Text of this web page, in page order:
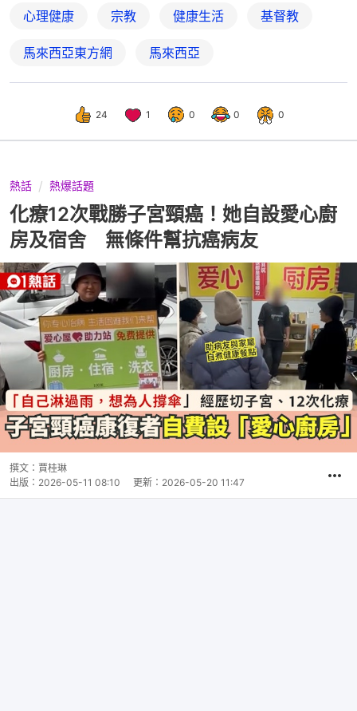
心理健康 宗教 健康生活 基督教
馬來西亞東方網 馬來西亞
24 1 0 0 0
熱話 熱爆話題
化療12次戰勝子宮頸癌！她自設愛心廚
房及宿舍 無條件幫抗癌病友
撰文： 賈桂琳
出版： 2026-05-11 08:10 更新： 2026-05-20 11:47